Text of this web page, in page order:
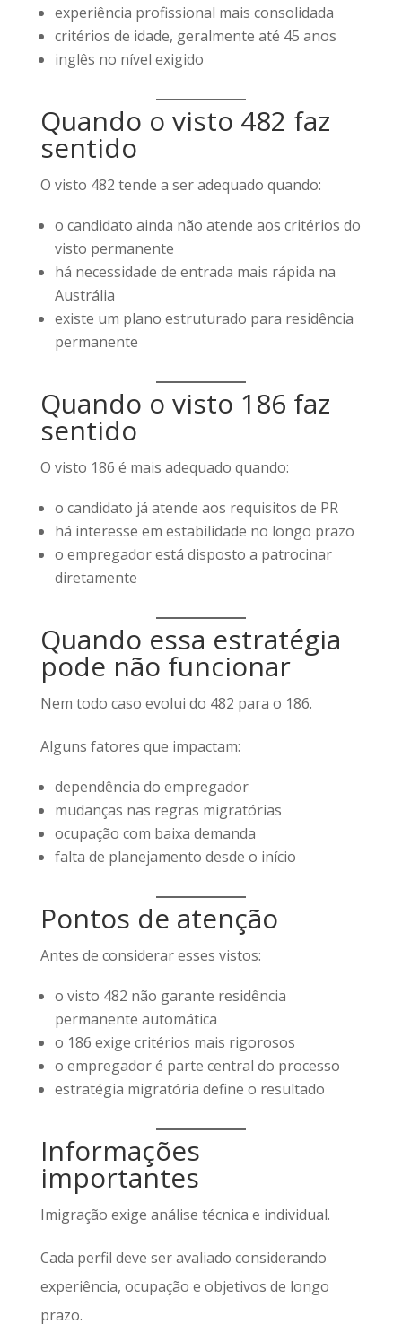
experiência profissional mais consolidada
critérios de idade, geralmente até 45 anos
inglês no nível exigido
Quando o visto 482 faz
sentido
O visto 482 tende a ser adequado quando:
o candidato ainda não atende aos critérios do
visto permanente
há necessidade de entrada mais rápida na
Austrália
existe um plano estruturado para residência
permanente
Quando o visto 186 faz
sentido
O visto 186 é mais adequado quando:
o candidato já atende aos requisitos de PR
há interesse em estabilidade no longo prazo
o empregador está disposto a patrocinar
diretamente
Quando essa estratégia
pode não funcionar
Nem todo caso evolui do 482 para o 186.
Alguns fatores que impactam:
dependência do empregador
mudanças nas regras migratórias
ocupação com baixa demanda
falta de planejamento desde o início
Pontos de atenção
Antes de considerar esses vistos:
o visto 482 não garante residência
permanente automática
o 186 exige critérios mais rigorosos
o empregador é parte central do processo
estratégia migratória define o resultado
Informações
importantes
Imigração exige análise técnica e individual.
Cada perfil deve ser avaliado considerando
experiência, ocupação e objetivos de longo
prazo.